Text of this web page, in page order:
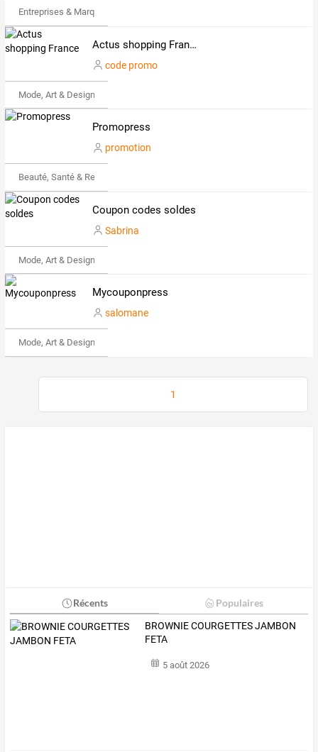
Entreprises & Marques
Actus shopping France
code promo
Mode, Art & Design
Promopress
promotion
Beauté, Santé & Remise en forme
Coupon codes soldes
Sabrina
Mode, Art & Design
Mycouponpress
salomane
Mode, Art & Design
1
Récents Populaires
BROWNIE COURGETTES JAMBON
FETA
5 août 2026